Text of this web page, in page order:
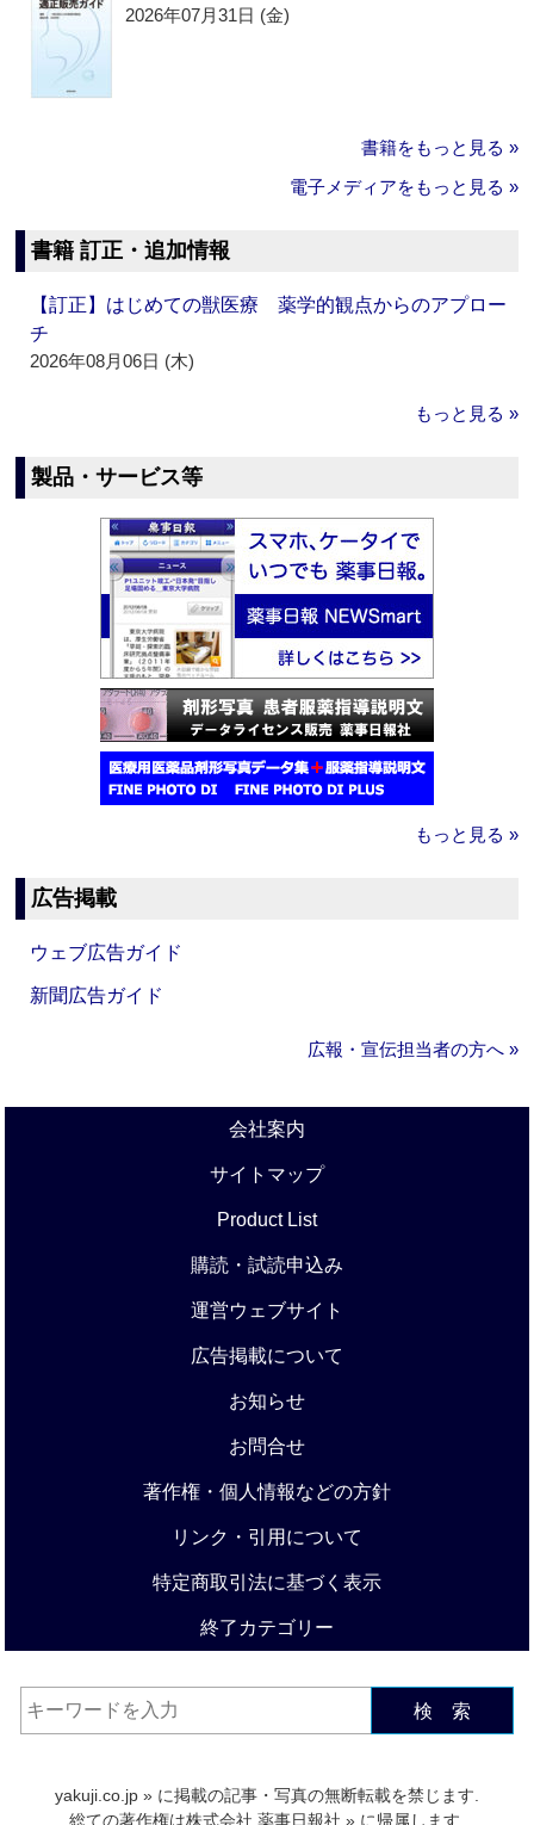
2026年07月31日 (金)
書籍をもっと見る »
電子メディアをもっと見る »
書籍 訂正・追加情報
【訂正】はじめての獣医療 薬学的観点からのアプロー
チ
2026年08月06日 (木)
もっと見る »
製品・サービス等
もっと見る »
広告掲載
ウェブ広告ガイド
新聞広告ガイド
広報・宣伝担当者の方へ »
会社案内
サイトマップ
Product List
購読・試読申込み
運営ウェブサイト
広告掲載について
お知らせ
お問合せ
著作権・個人情報などの方針
リンク・引用について
特定商取引法に基づく表示
終了カテゴリー
検 索
yakuji.co.jp » に掲載の記事・写真の無断転載を禁じます.
総ての著作権は株式会社 薬事日報社 » に帰属します.